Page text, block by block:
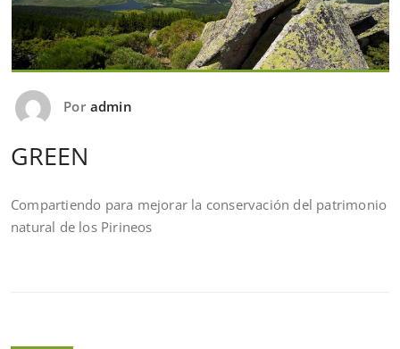
Por admin
GREEN
Compartiendo para mejorar la conservación del patrimonio
natural de los Pirineos